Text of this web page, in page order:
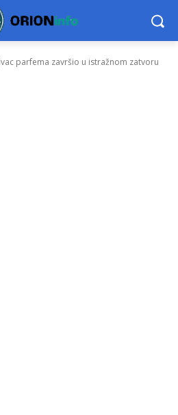
parfema završio u istražnom zatvoru